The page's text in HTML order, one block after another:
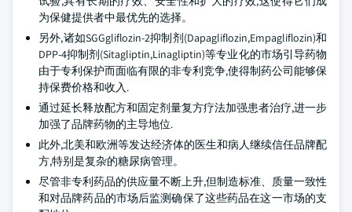
为保健提供者中最优先的选择。
另外,诸如SGGgliflozin-2抑制剂(Dapagliflozin,Empagliflozin)和
DPP-4抑制剂(Sitagliptin,Linagliptin)等专业化的市场引导药物
由于专利保护而面临有限的非专利竞争,使得制药公司能够保
持保费价格和收入.
通过延长释放配方和固定剂量复方疗法加强患者治疗,进一步
加强了品牌药物的主导地位.
此外,北美和欧洲等发达经济体的医生和病人继续信任品牌配
方,特别是复杂的糖尿病管理。
尽管非专利药品的供应量不断上升,但制造标准、质量一致性
和对品牌药品的市场后监测确保了这些药品在这一市场的支